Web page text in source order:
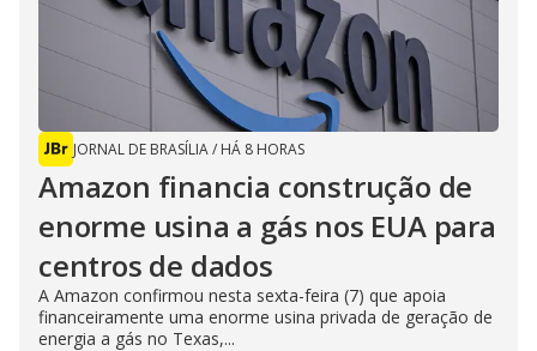
JORNAL DE BRASÍLIA/ HÁ 8 HORAS
Amazon financia construção de
enorme usina a gás nos EUA para
centros de dados
A Amazon confirmou nesta sexta-feira (7) que apoia
financeiramente uma enorme usina privada de geração de
energia a gás no Texas,...